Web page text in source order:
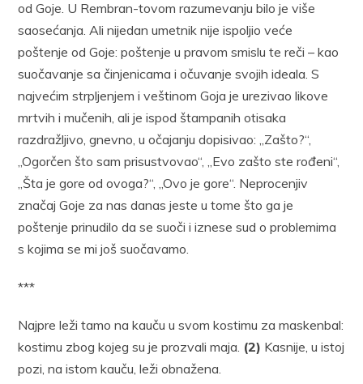
od Goje. U Rembran-tovom razumevanju bilo je više
saosećanja. Ali nijedan umetnik nije ispoljio veće
poštenje od Goje: poštenje u pravom smislu te reči – kao
suočavanje sa činjenicama i očuvanje svojih ideala. S
najvećim strpljenjem i veštinom Goja je urezivao likove
mrtvih i mučenih, ali je ispod štampanih otisaka
razdražljivo, gnevno, u očajanju dopisivao: „Zašto?“,
„Ogorčen što sam prisustvovao“, „Evo zašto ste rođeni“,
„Šta je gore od ovoga?“, „Ovo je gore“. Neprocenjiv
značaj Goje za nas danas jeste u tome što ga je
poštenje prinudilo da se suoči i iznese sud o problemima
s kojima se mi još suočavamo.
***
Najpre leži tamo na kauču u svom kostimu za maskenbal:
kostimu zbog kojeg su je prozvali maja. (2) Kasnije, u istoj
pozi, na istom kauču, leži obnažena.